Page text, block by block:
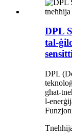
DPL
tal-
DPL
għat-
l-